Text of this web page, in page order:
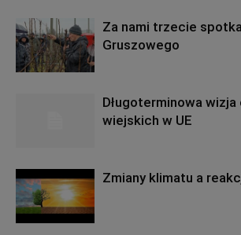
Za nami trzecie
Gruszowego
Długoterminowa
wiejskich w UE
Zmiany klimatu a